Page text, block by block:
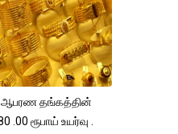
தங்கத்தின்
.00 ரூபாய் உயர்வு .